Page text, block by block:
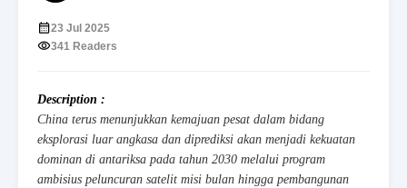
23 Jul 2025
341 Readers
Description :
China terus menunjukkan kemajuan pesat dalam bidang
eksplorasi luar angkasa dan diprediksi akan menjadi kekuatan
dominan di antariksa pada tahun 2030 melalui program
ambisius peluncuran satelit misi bulan hingga pembangunan